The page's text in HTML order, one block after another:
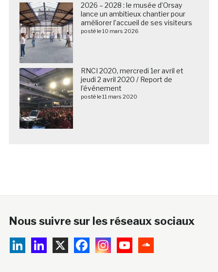
2026 – 2028 : le musée d’Orsay
lance un ambitieux chantier pour
améliorer l’accueil de ses visiteurs
posté le 10 mars 2026
RNCI 2020, mercredi 1er avril et
jeudi 2 avril 2020 / Report de
l’événement
posté le 11 mars 2020
Nous suivre sur les réseaux sociaux